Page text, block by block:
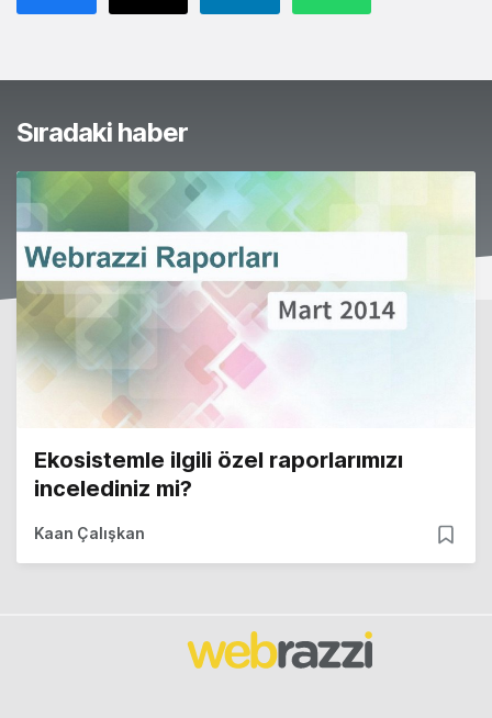
Sıradaki haber
Ekosistemle ilgili özel raporlarımızı
incelediniz mi?
Kaan Çalışkan